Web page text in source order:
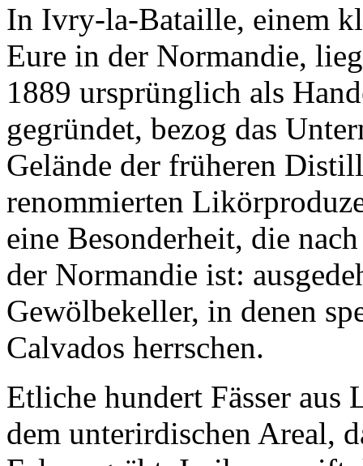
In Ivry-la-Bataille, einem
Eure in der Normandie,
1889 ursprünglich als
gegründet, bezog das
Gelände der früheren
renommierten
eine Besonderheit, die
der Normandie ist:
Gewölbekeller, in denen
Calvados herrschen.
Etliche hundert Fässer
dem unterirdischen Areal,